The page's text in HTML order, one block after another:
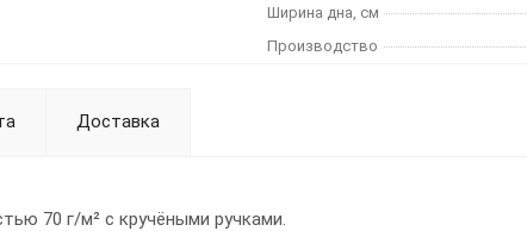
Ширина дна, см
Производство
Доставка
70 г/м² с кручёными ручками.